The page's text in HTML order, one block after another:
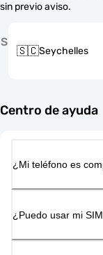
sin previo aviso.
S
🇸🇨Seychelles
Centro de ayuda
¿Mi teléfono es
¿Puedo usar mi